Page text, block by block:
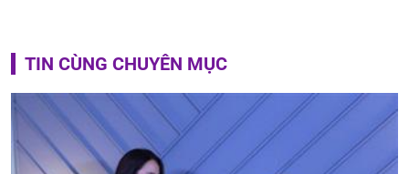
TIN CÙNG CHUYÊN MỤC